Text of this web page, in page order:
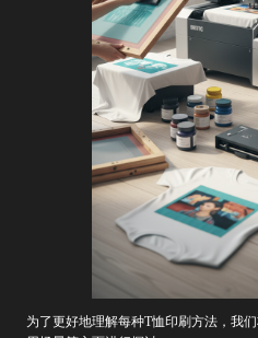
为了更好地理解每种T恤印刷方法，我